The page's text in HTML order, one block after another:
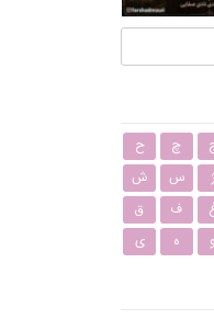
چ
ح
ژ س
ش
ف
ق
و ه ی